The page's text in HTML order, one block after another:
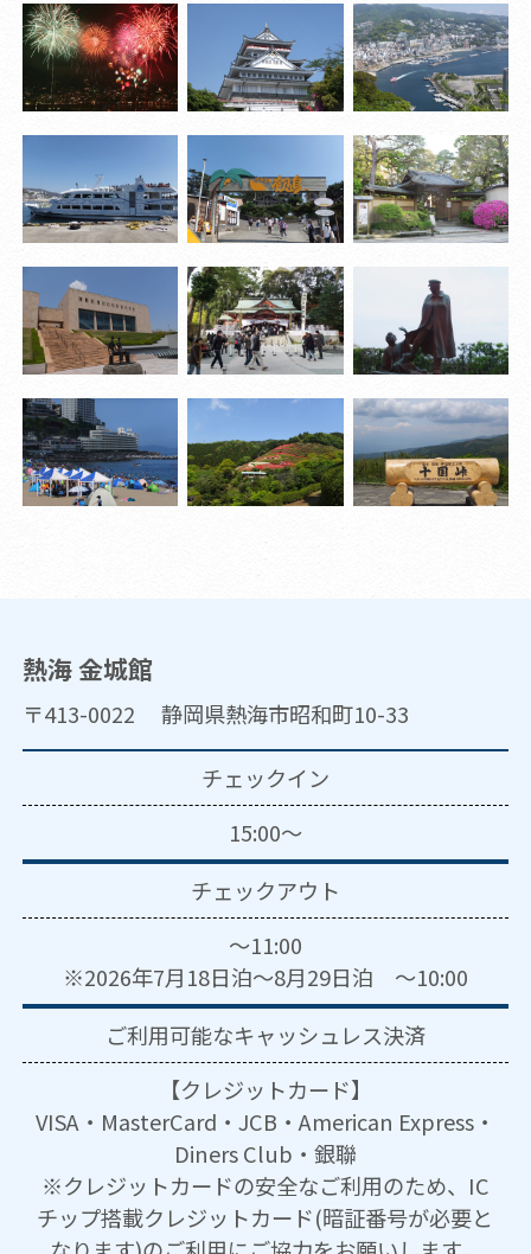
熱海 金城館
〒413-0022 静岡県熱海市昭和町10-33
チェックイン
15:00～
チェックアウト
～11:00
※2026年7月18日泊～8月29日泊 ～10:00
ご利用可能なキャッシュレス決済
【クレジットカード】
VISA・MasterCard・JCB・American Express・
Diners Club・銀聯
※クレジットカードの安全なご利用のため、IC
チップ搭載クレジットカード(暗証番号が必要と